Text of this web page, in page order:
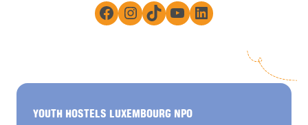
Facebook
Instagram
TikTokYouTube
LinkedIn
YOUTH HOSTELS LUXEMBOURG NPO